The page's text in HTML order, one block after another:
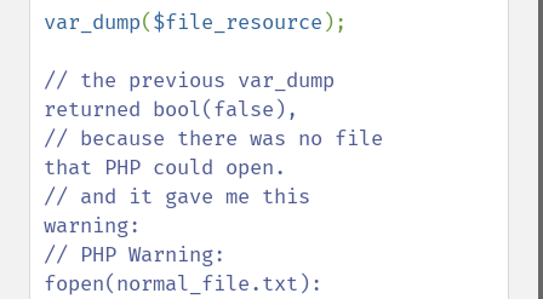
var_dump($file_resource );
// the previous var_dump
returned bool(false),
// because there was no file
that PHP could open.
// and it gave me this
warning:
// PHP Warning:
fopen(normal_file.txt):